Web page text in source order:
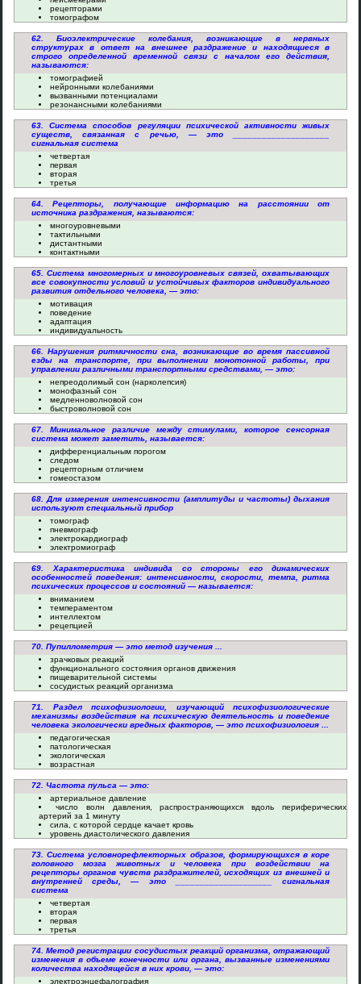
рецепторами
томографом
62. Биоэлектрические колебания, возникающие в нервных
структурах в ответ на внешнее раздражение и находящиеся в
строго определенной временной связи с началом его действия,
называются:
томографией
нейронными колебаниями
вызванными потенциалами
резонансными колебаниями
63. Система способов регуляции психической активности живых
существ, связанная с речью, — это ____________________
сигнальная система
четвертая
первая
вторая
третья
64. Рецепторы, получающие информацию на расстоянии от
источника раздражения, называются:
многоуровневыми
тактильными
дистантными
контактными
65. Система многомерных и многоуровневых связей, охватывающих
все совокупности условий и устойчивых факторов индивидуального
развития отдельного человека, — это:
мотивация
поведение
адаптация
индивидуальность
66. Нарушения ритмичности сна, возникающие во время пассивной
езды на транспорте, при выполнении монотонной работы, при
управлении различными транспортными средствами, — это:
непреодолимый сон (нарколепсия)
монофазный сон
медленноволновой сон
быстроволновой сон
67. Минимальное различие между стимулами, которое сенсорная
система может заметить, называется:
дифференциальным порогом
следом
рецепторным отличием
гомеостазом
68. Для измерения интенсивности (амплитуды и частоты) дыхания
используют специальный прибор
томограф
пневмограф
электрокардиограф
электромиограф
69. Характеристика индивида со стороны его динамических
особенностей поведения: интенсивности, скорости, темпа, ритма
психических процессов и состояний — называется:
вниманием
темпераментом
интеллектом
рецепцией
70. Пупиллометрия — это метод изучения ...
зрачковых реакций
функционального состояния органов движения
пищеварительной системы
сосудистых реакций организма
71. Раздел психофизиологии, изучающий психофизиологические
механизмы воздействия на психическую деятельность и поведение
человека экологически вредных факторов, — это психофизиология ...
педагогическая
патологическая
экологическая
возрастная
72. Частота пульса — это:
артериальное давление
число волн давления, распространяющихся вдоль периферических
артерий за 1 минуту
сила, с которой сердце качает кровь
уровень диастолического давления
73. Система условнорефлекторных образов, формирующихся в коре
головного мозга животных и человека при воздействии на
рецепторы органов чувств раздражителей, исходящих из внешней и
внутренней среды, — это ____________________ сигнальная
система
четвертая
вторая
первая
третья
74. Метод регистрации сосудистых реакций организма, отражающий
изменения в объеме конечности или органа, вызванные изменениями
количества находящейся в них крови, — это:
электроэнцефалография